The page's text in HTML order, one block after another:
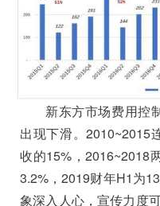
新东方市场费用控
出现下滑。2010~2015
收的15%，2016~2018
3.2%，2019财年H1为
象深入人心，宣传力度